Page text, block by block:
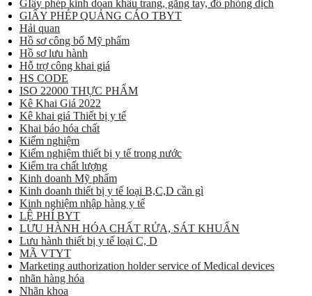
GIấy phép kinh doan khẩu trang, găng tay, đồ phòng dịch
GIẤY PHÉP QUẢNG CÁO TBYT
Hải quan
Hồ sơ công bố Mỹ phẩm
Hồ sơ lưu hành
Hỗ trợ công khai giá
HS CODE
ISO 22000 THỰC PHẨM
Kê Khai Giá 2022
Kê khai giá Thiết bị y tế
Khai báo hóa chất
Kiểm nghiệm
Kiểm nghiệm thiết bị y tế trong nước
Kiểm tra chất lượng
Kinh doanh Mỹ phẩm
Kinh doanh thiết bị y tế loại B,C,D cần gì
Kinh nghiệm nhập hàng y tế
LỆ PHÍ BYT
LƯU HÀNH HÓA CHẤT RỬA, SÁT KHUẨN
Lưu hành thiết bị y tế loại C, D
MÃ VTYT
Marketing authorization holder service of Medical devices
nhãn hàng hóa
Nhãn khoa